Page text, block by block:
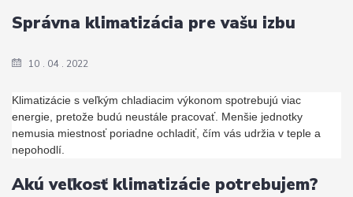
10 04 2022
Správna klimatizácia pre vašu izbu
Klimatizácie s veľkým chladiacim výkonom spotrebujú viac
energie, pretože budú neustále pracovať. Menšie jednotky
nemusia miestnosť poriadne ochladiť, čím vás udržia v teple a
nepohodlí.
Akú veľkosť klimatizácie potrebujem?